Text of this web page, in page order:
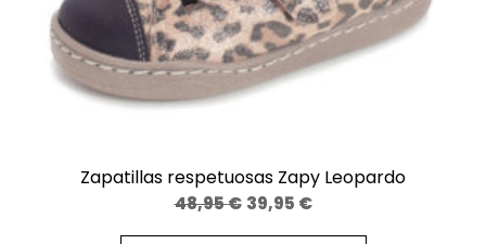
Zapatillas respetuosas Zapy Leopardo
48,95€ El
precio
39,95 €El
precio